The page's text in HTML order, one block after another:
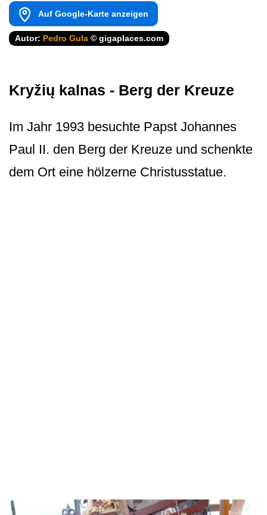
Auf Google-Karte anzeigen
Autor: Pedro Gula © gigaplaces.com
Kryžių kalnas - Berg der Kreuze
Im Jahr 1993 besuchte Papst Johannes
Paul II. den Berg der Kreuze und schenkte
dem Ort eine hölzerne Christusstatue.